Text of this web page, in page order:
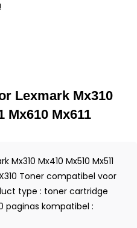
Lexmark Mx310
Mx610 Mx611
Mx410 Mx510 Mx511
Toner compatibel voor
type : toner cartridge
paginas kompatibel :